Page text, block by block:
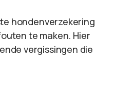
hondenverzekering
te maken. Hier
vergissingen die